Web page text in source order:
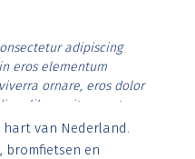
adipiscing
eros elementum
ornare, eros dolor
libero vitae erat.
id rutrum lorem
tristique posuere.
van Nederland.
bromfietsen en